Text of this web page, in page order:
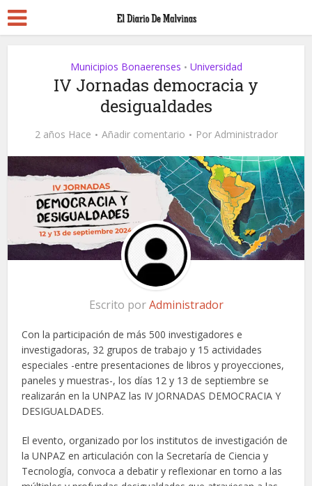
Municipios Bonaerenses • Universidad
IV Jornadas democracia y
desigualdades
2 años Hace Añadir comentario Por Administrador
Escrito porAdministrador
Con la participación de más 500 investigadores e
investigadoras, 32 grupos de trabajo y 15 actividades
especiales -entre presentaciones de libros y proyecciones,
paneles y muestras-, los días 12 y 13 de septiembre se
realizarán en la UNPAZ las IV JORNADAS DEMOCRACIA Y
DESIGUALDADES.
El evento, organizado por los institutos de investigación de
la UNPAZ en articulación con la Secretaría de Ciencia y
Tecnología, convoca a debatir y reflexionar en torno a las